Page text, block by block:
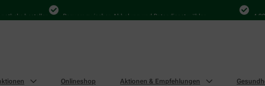
bestellen Bequem zwischen Abholung und Botendienst wählen 4.000
Onlineshop Aktionen & Empfehlungen